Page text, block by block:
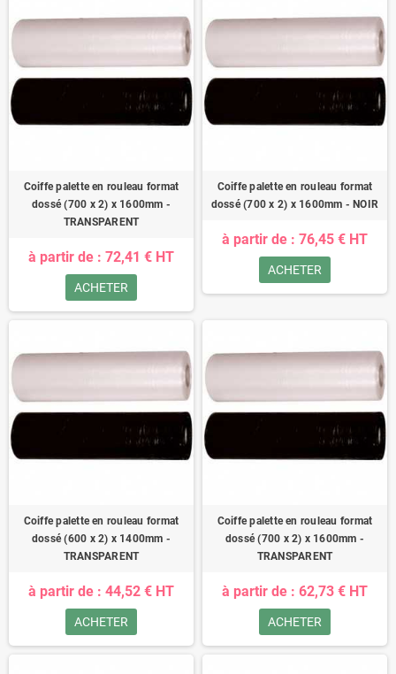
Coiffe palette en rouleau format
dossé (700 x 2) x 1600mm -
TRANSPARENT
à partir de : 72,41 € HT
ACHETER
Coiffe palette en rouleau format
dossé (700 x 2) x 1600mm - NOIR
à partir de : 76,45 € HT
ACHETER
Coiffe palette en rouleau format
dossé (600 x 2) x 1400mm -
TRANSPARENT
à partir de : 44,52 € HT
ACHETER
Coiffe palette en rouleau format
dossé (700 x 2) x 1600mm -
TRANSPARENT
à partir de : 62,73 € HT
ACHETER